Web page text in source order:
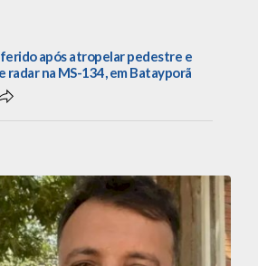
após atropelar pedestre e
radar na MS-134, em Batayporã